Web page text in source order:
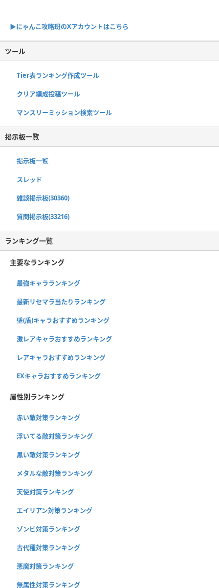
▶︎にゃんこ攻略班のXアカウントはこちら
ツール
Tier表ランキング作成ツール
クリア編成投稿ツール
マンスリーミッション検索ツール
掲示板一覧
掲示板一覧
スレッド
雑談掲示板(30360)
質問掲示板(33216)
ランキング一覧
主要なランキング
最強キャラランキング
最新リセマラ当たりランキング
壁(盾)キャラおすすめランキング
激レアキャラおすすめランキング
レアキャラおすすめランキング
EXキャラおすすめランキング
属性別ランキング
赤い敵対策ランキング
浮いてる敵対策ランキング
黒い敵対策ランキング
メタルな敵対策ランキング
天使対策ランキング
エイリアン対策ランキング
ゾンビ対策ランキング
古代種対策ランキング
悪魔対策ランキング
無属性対策ランキング